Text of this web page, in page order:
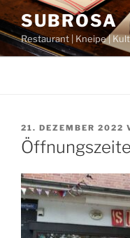
Zum
Inhalt
springen
SUBROSA
Restaurant | Kneipe |
VERÖFFENTLICHT
AM
21. DEZEMBER 2022